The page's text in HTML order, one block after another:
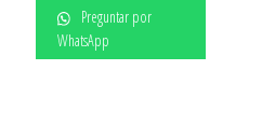
Preguntar por
WhatsApp